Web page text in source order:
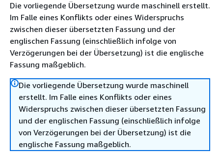
Die vorliegende Übersetzung wurde maschinell erstellt.
Im Falle eines Konflikts oder eines Widerspruchs
zwischen dieser übersetzten Fassung und der
englischen Fassung (einschließlich infolge von
Verzögerungen bei der Übersetzung) ist die englische
Fassung maßgeblich.
Die vorliegende Übersetzung wurde maschinell
erstellt. Im Falle eines Konflikts oder eines
Widerspruchs zwischen dieser übersetzten Fassung
und der englischen Fassung (einschließlich infolge
von Verzögerungen bei der Übersetzung) ist die
englische Fassung maßgeblich.